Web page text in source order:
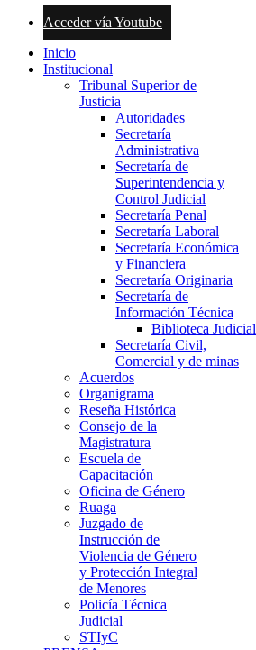
Acceder vía Youtube
Inicio
Institucional
Tribunal Superior de
Justicia
Autoridades
Secretaría
Administrativa
Secretaría de
Superintendencia y
Control Judicial
Secretaría Penal
Secretaría Laboral
Secretaría Económica
y Financiera
Secretaría Originaria
Secretaría de
Información Técnica
Biblioteca Judicial
Secretaría Civil,
Comercial y de minas
Acuerdos
Organigrama
Reseña Histórica
Consejo de la
Magistratura
Escuela de
Capacitación
Oficina de Género
Ruaga
Juzgado de
Instrucción de
Violencia de Género
y Protección Integral
de Menores
Policía Técnica
Judicial
STIyC